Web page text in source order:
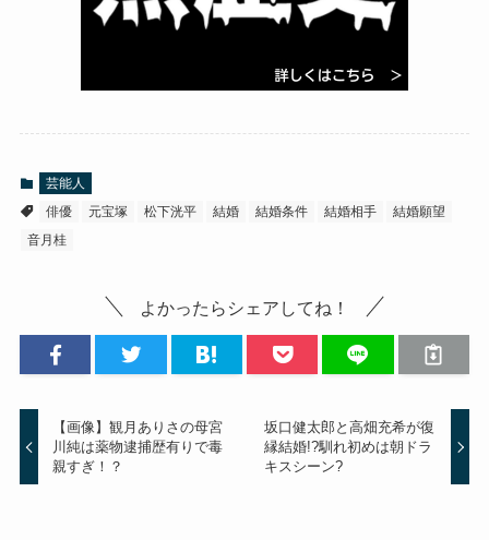
芸能人
俳優
元宝塚 松下洸平 結婚 結婚条件 結婚相手
結婚願望
音月桂
よかったらシェアしてね！
【画像】観月ありさの母宮
川純は薬物逮捕歴有りで毒
親すぎ！？
坂口健太郎と高畑充希が復
縁結婚!?馴れ初めは朝ドラ
キスシーン?